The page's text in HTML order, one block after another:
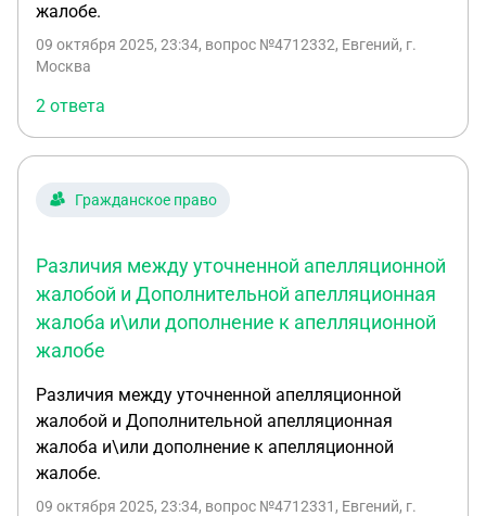
жалобе.
09 октября 2025, 23:34, вопрос №4712332, Евгений, г.
Москва
2 ответа
Гражданское право
Различия между уточненной апелляционной
жалобой и Дополнительной апелляционная
жалоба и\или дополнение к апелляционной
жалобе
Различия между уточненной апелляционной
жалобой и Дополнительной апелляционная
жалоба и\или дополнение к апелляционной
жалобе.
09 октября 2025, 23:34, вопрос №4712331, Евгений, г.